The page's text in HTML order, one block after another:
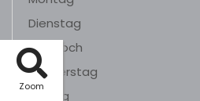
Zoom
Dienstag
Mittwoch
Donnerstag
Freitag